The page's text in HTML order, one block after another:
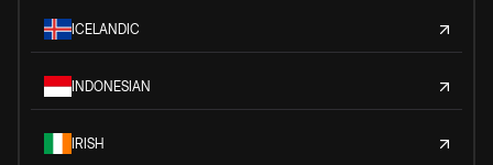
ICELANDIC
INDONESIAN
IRISH